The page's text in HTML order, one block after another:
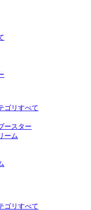
ゴリすべて
ースター
ーム
ゴリすべて